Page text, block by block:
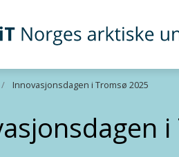
arktiske universitet
Innovasjonsdagen i Tromsø 2025